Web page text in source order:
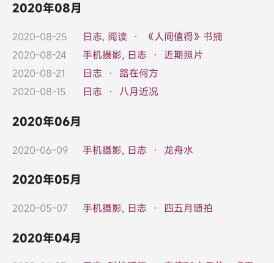
2020年08月
2020-08-25 日志, 阅读 ·
《人间值得》书摘
2020-08-24
手机摄影, 日志 · 近期照片
2020-08-21
日志 · 路在何方
2020-08-15
日志 · 八月近况
2020年06月
2020-06-09 手机摄影, 日志 · 龙舟水
2020年05月
2020-05-07 手机摄影, 日志 · 四五月随拍
2020年04月